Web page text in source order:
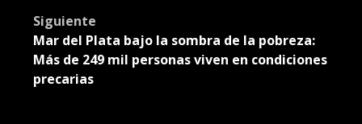
Siguiente
Mar del Plata bajo la sombra de la pobreza:
Más de 249 mil personas viven en condiciones
precarias